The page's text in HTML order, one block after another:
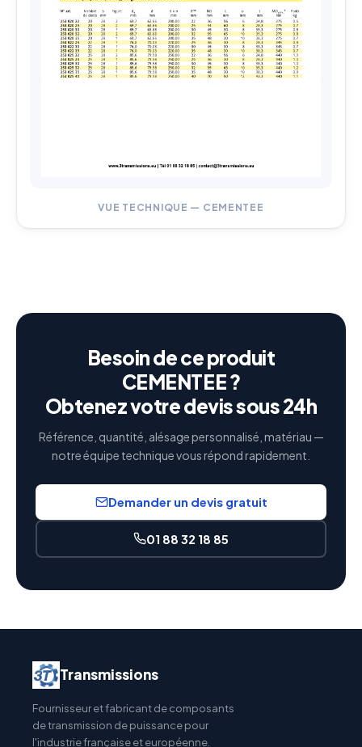
VUE TECHNIQUE — CEMENTEE
Besoin de ce produit
CEMENTEE ?
Obtenez votre devis sous 24h
Référence, quantité, alésage personnalisé, matériau —
notre équipe technique vous répond rapidement.
Demander un devis gratuit
01 88 32 18 85
Transmissions
Fournisseur et fabricant de composants
de transmission de puissance pour
l'industrie française et européenne.